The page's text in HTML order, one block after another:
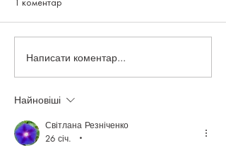
фарби та що робити, якщо вони
засохли? 🎨
Написати коментар...
Найновіші
Світлана Резніченко
26 січ.
•